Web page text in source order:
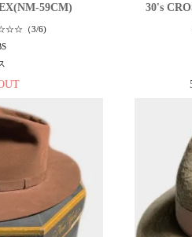
59CM)
（3/6)
30's